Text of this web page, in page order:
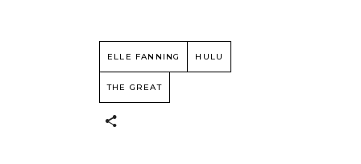
ELLE FANNING HULU
THE GREAT